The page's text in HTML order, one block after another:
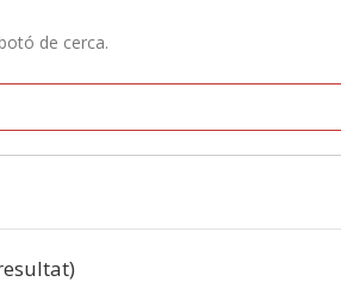
de cerca.